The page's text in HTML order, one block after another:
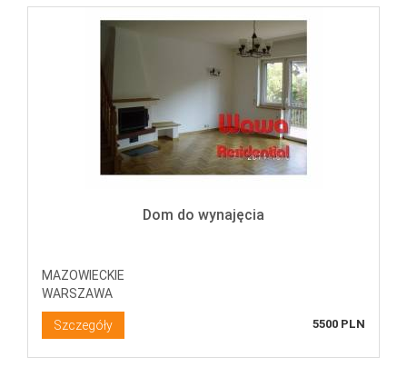
Dom do wynajęcia
MAZOWIECKIE
WARSZAWA
Szczegóły 5500 PLN